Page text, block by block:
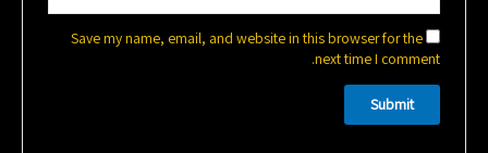
Save my name, email, and website in this browser for the
next time I comment.